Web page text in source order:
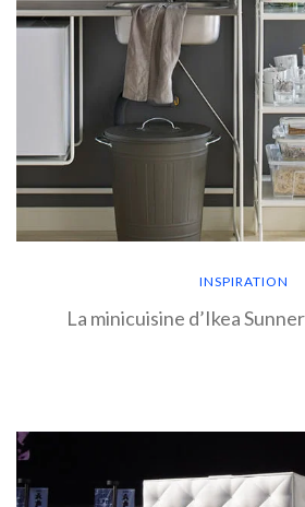
INSPIRATION
La minicuisine d’Ikea